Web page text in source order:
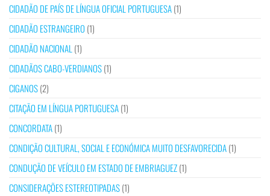
CIDADÃO DE PAÍS DE LÍNGUA OFICIAL PORTUGUESA(1)
CIDADÃO ESTRANGEIRO (1)
CIDADÃO NACIONAL (1)
CIDADÃOS CABO-VERDIANOS(1)
CIGANOS(2)
CITAÇÃO EM LÍNGUA PORTUGUESA(1)
CONCORDATA(1)
CONDIÇÃO CULTURAL, SOCIAL E ECONÓMICA MUITO DESFAVORECIDA(1)
CONDUÇÃO DE VEÍCULO EM ESTADO DE EMBRIAGUEZ(1)
CONSIDERAÇÕES ESTEREOTIPADAS(1)